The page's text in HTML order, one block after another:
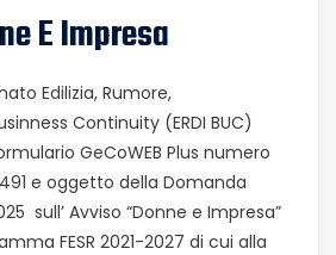
E Impresa
Edilizia, Rumore,
Continuity (ERDI BUC)
GeCoWEB Plus numero
e oggetto della Domanda
sull’ Avviso “Donne e Impresa”
FESR 2021-2027 di cui alla